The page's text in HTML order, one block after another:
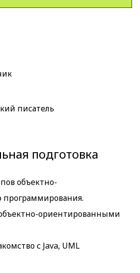
писатель
подготовка
объектно-
программирования.
ориентированными
с Java, UML